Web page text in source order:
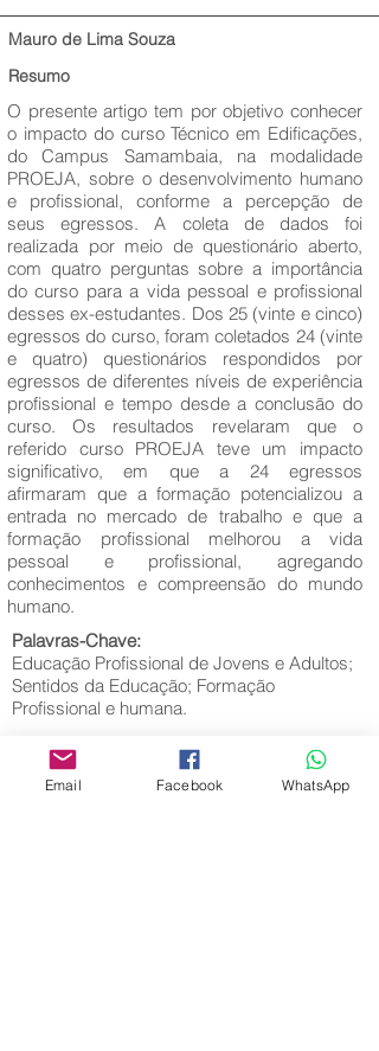
Mauro de Lima Souza
Resumo
O presente artigo tem por objetivo conhecer
o impacto do curso Técnico em Edificações,
do Campus Samambaia, na modalidade
PROEJA, sobre o desenvolvimento humano
e profissional, conforme a percepção de
seus egressos. A coleta de dados foi
realizada por meio de questionário aberto,
com quatro perguntas sobre a importância
do curso para a vida pessoal e profissional
desses ex-estudantes. Dos 25 (vinte e cinco)
egressos do curso, foram coletados 24 (vinte
e quatro) questionários respondidos por
egressos de diferentes níveis de experiência
profissional e tempo desde a conclusão do
curso. Os resultados revelaram que o
referido curso PROEJA teve um impacto
significativo, em que a 24 egressos
afirmaram que a formação potencializou a
entrada no mercado de trabalho e que a
formação profissional melhorou a vida
pessoal e profissional, agregando
conhecimentos e compreensão do mundo
humano.
Palavras-Chave:
Educação Profissional de Jovens e Adultos;
Sentidos da Educação; Formação
Profissional e humana.
Email Facebook WhatsApp